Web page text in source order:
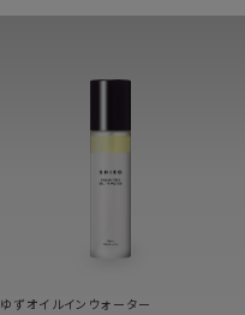
ゆずオイルインウォーター